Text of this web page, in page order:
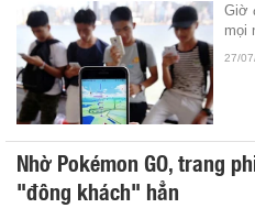
Giờ
mọi
27/
Nhờ Pokémon GO, trang
"đông khách" hẳn